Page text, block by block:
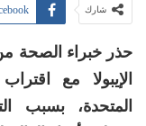
شارك
حذر خبراء الصحة
الإيبولا مع
المتحدة، بسبب